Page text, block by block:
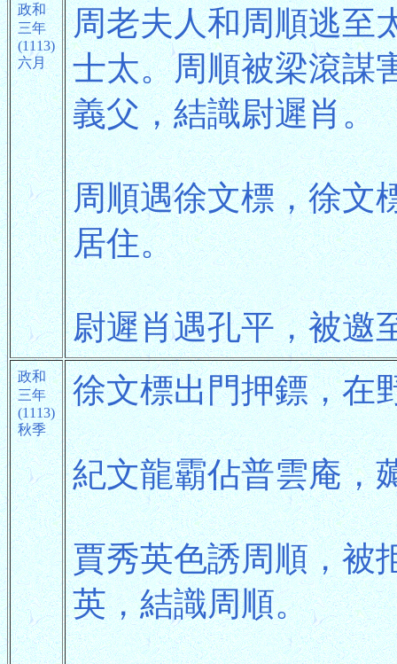
政和
三年
(1113)
六月
周老夫人和周順逃至
士太。周順被梁滾謀
義父，結識尉遲肖。
周順遇徐文標，徐文
居住。
尉遲肖遇孔平，被邀
政和
三年
(1113)
秋季
徐文標出門押鏢，在
紀文龍霸佔普雲庵，
賈秀英色誘周順，被
英，結識周順。